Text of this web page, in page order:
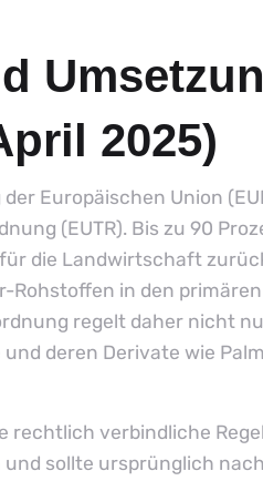
2025)
Europäischen Union
(EUTR). Bis zu 90
die Landwirtschaft
Rohstoffen in den
regelt daher nicht
deren Derivate wie
rechtlich verbindliche
sollte ursprünglich